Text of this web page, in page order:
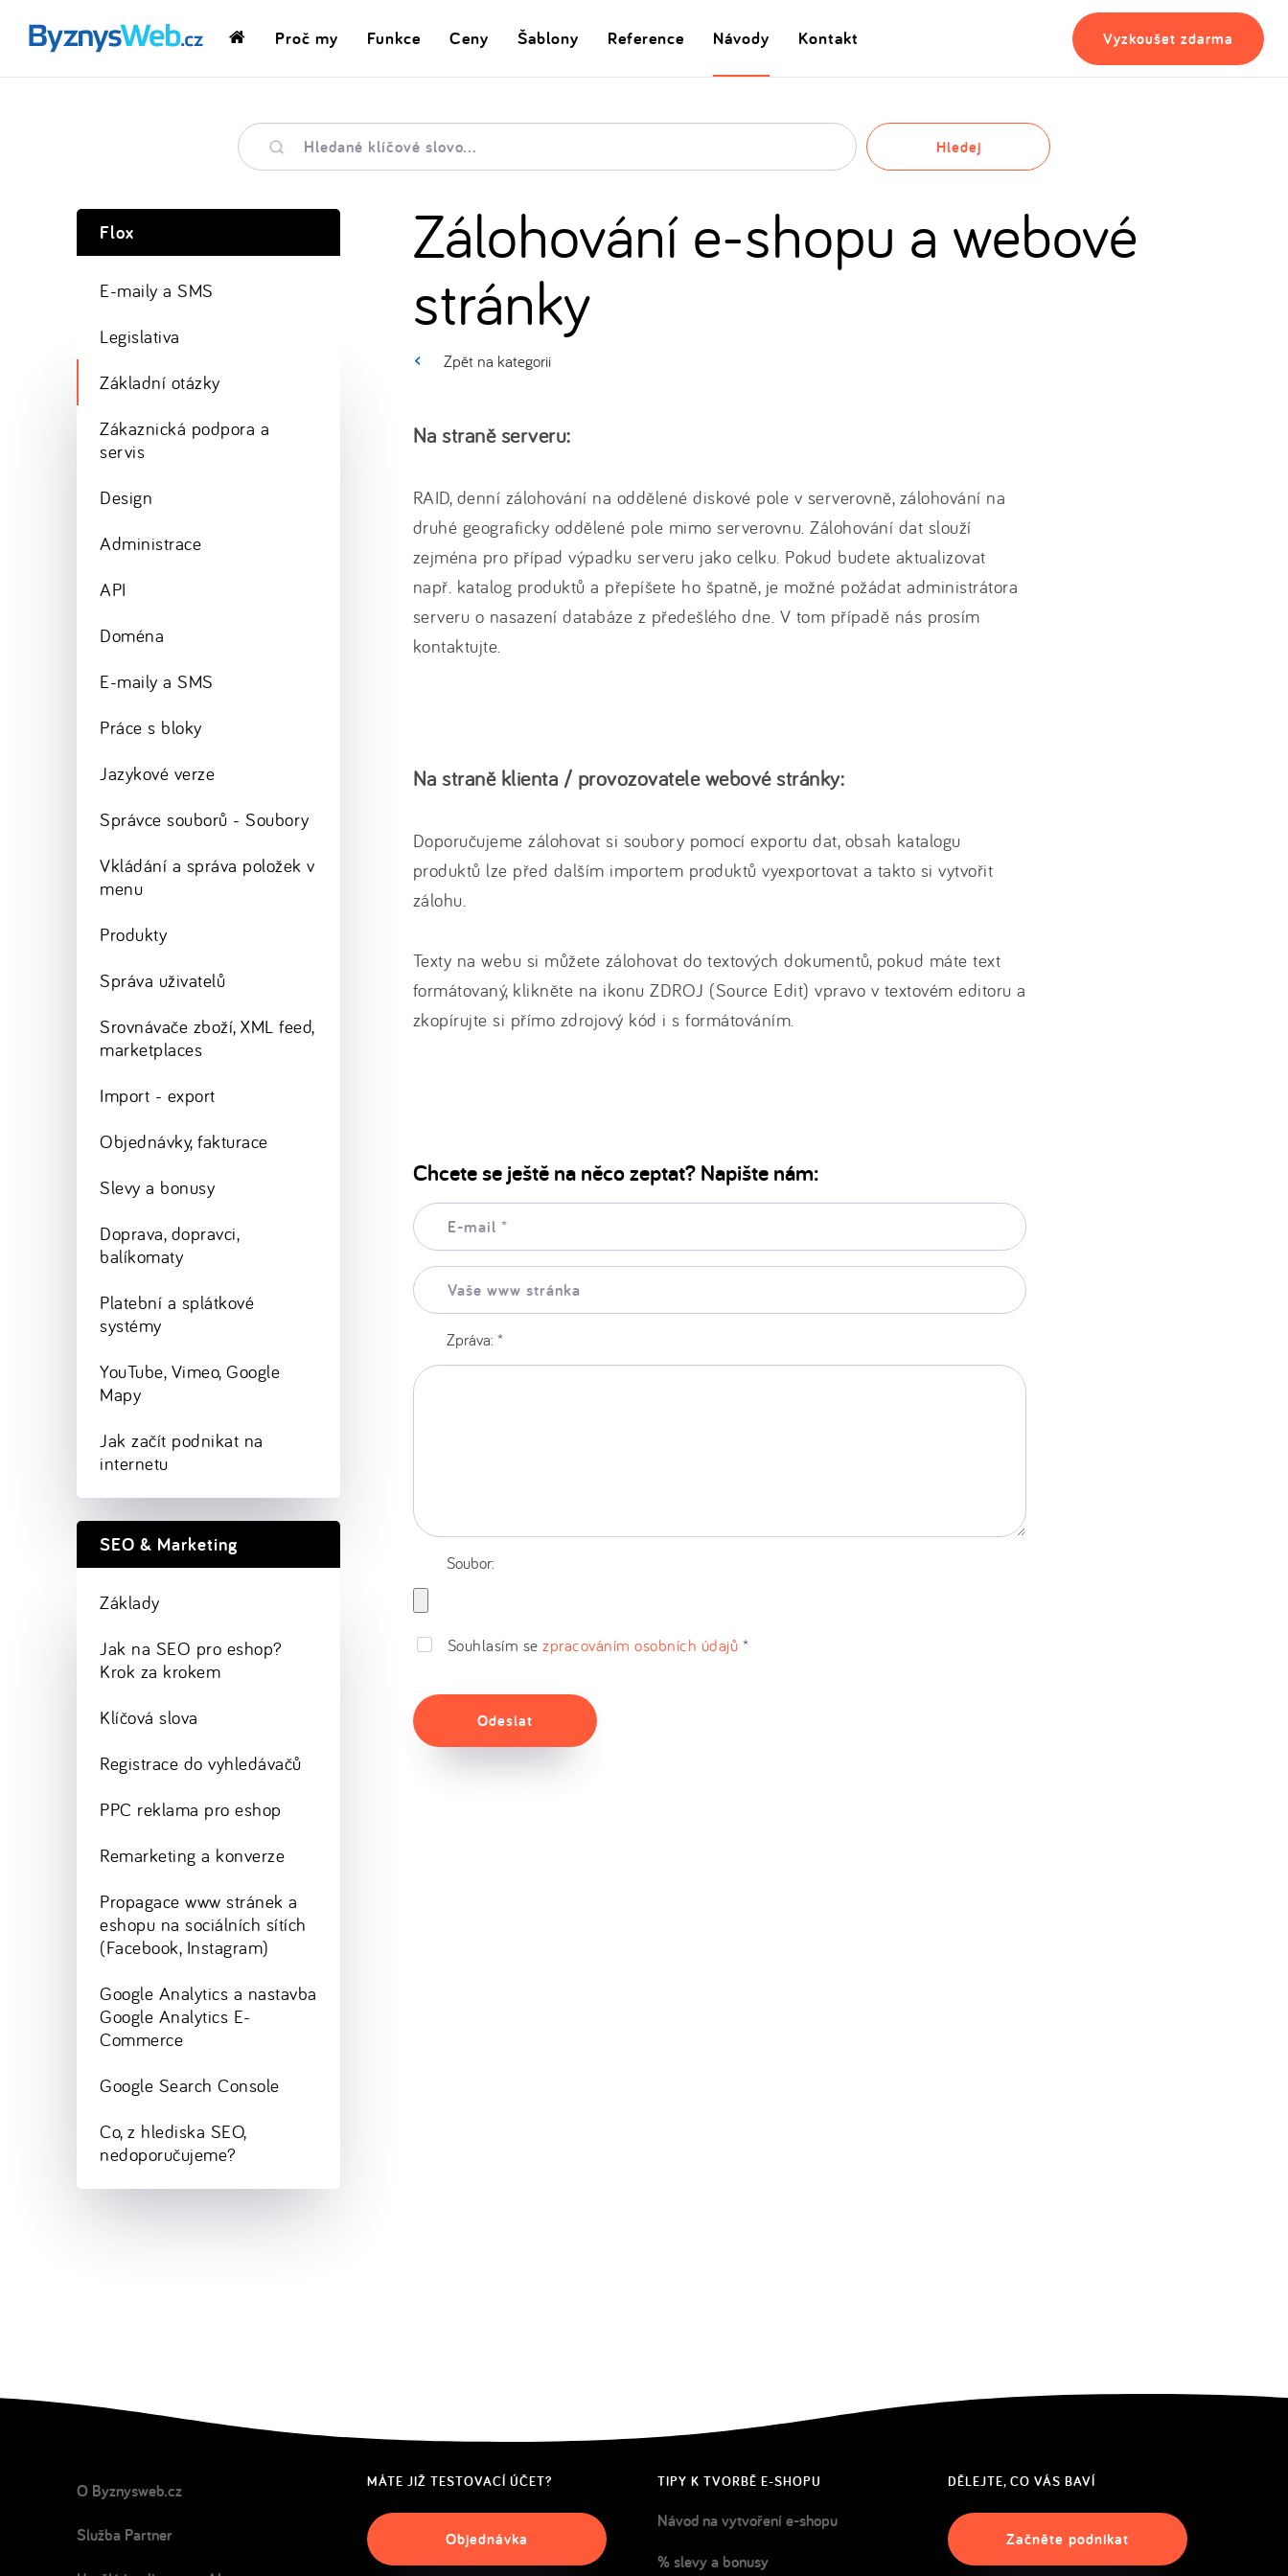
DomovskáProč my Funkce Ceny Šablony Reference Návody Kontakt Vyzkoušet zdarma
Hledané
klíčové
slovo
Hledej
Zpět na kategorii
Zálohování e-shopu a webové
stránky
Na straně serveru:
RAID, denní zálohování na oddělené diskové pole v serverovně, zálohování na
druhé geograficky oddělené pole mimo serverovnu. Zálohování dat slouží
zejména pro případ výpadku serveru jako celku. Pokud budete aktualizovat
např. katalog produktů a přepíšete ho špatně, je možné požádat administrátora
serveru o nasazení databáze z předešlého dne. V tom případě nás prosím
kontaktujte.
Na straně klienta / provozovatele webové stránky:
Doporučujeme zálohovat si soubory pomocí exportu dat, obsah katalogu
produktů lze před dalším importem produktů vyexportovat a takto si vytvořit
zálohu.
Texty na webu si můžete zálohovat do textových dokumentů, pokud máte text
formátovaný, klikněte na ikonu ZDROJ (Source Edit) vpravo v textovém editoru a
zkopírujte si přímo zdrojový kód i s formátováním.
Chcete se ještě na něco zeptat? Napište nám:
E-
mail:
Vaše
www
stránka:
Zpráva: *
Soubor:
Souhlasím sezpracováním osobních údajů *
Odeslat
Flox
E-maily a SMS
Legislativa
Základní otázky
Zákaznická podpora a
servis
Design
Administrace
API
Doména
E-maily a SMS
Práce s bloky
Jazykové verze
Správce souborů - Soubory
Vkládání a správa položek v
menu
Produkty
Správa uživatelů
Srovnávače zboží, XML feed,
marketplaces
Import - export
Objednávky, fakturace
Slevy a bonusy
Doprava, dopravci,
balíkomaty
Platební a splátkové
systémy
YouTube, Vimeo, Google
Mapy
Jak začít podnikat na
internetu
SEO & Marketing
Základy
Jak na SEO pro eshop?
Krok za krokem
Klíčová slova
Registrace do vyhledávačů
PPC reklama pro eshop
Remarketing a konverze
Propagace www stránek a
eshopu na sociálních sítích
(Facebook, Instagram)
Google Analytics a nastavba
Google Analytics E-
Commerce
Google Search Console
Co, z hlediska SEO,
nedoporučujeme?
O Byznysweb.cz
Služba Partner
MÁTE JIŽ TESTOVACÍ ÚČET?
Objednávka
TIPY K TVORBĚ E-SHOPU
Návod na vytvoření e-shopu
% slevy a bonusy
DĚLEJTE, CO VÁS BAVÍ
Začněte podnikat